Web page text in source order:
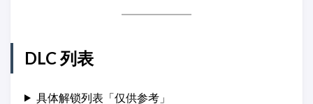
DLC 列表
具体解锁列表「仅供参考」